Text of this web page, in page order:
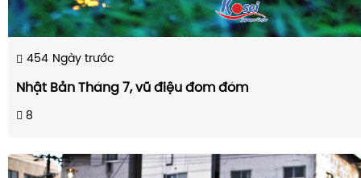
454 Ngày trước
Nhật Bản Tháng 7, vũ điệu đom đóm
8